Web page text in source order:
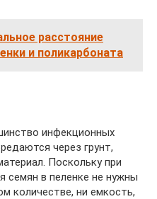
расстояние
и поликарбоната
инфекционных
через грунт,
Поскольку при
семян в пеленке не нужны
количестве, ни емкость,